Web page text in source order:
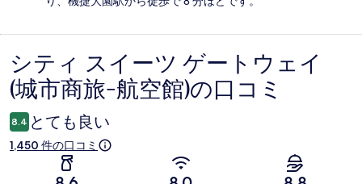
口
コ
ミ
シティ スイーツ ゲートウェイ
(城市商旅-航空館)の口コミ
8.4 とても良い
1,450 件の口コミ